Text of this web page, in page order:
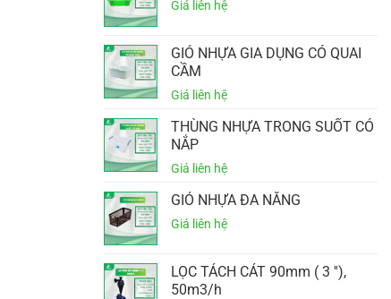
GIỎ NHỰA GIA DỤNG CÓ QUAI
CẦM
THÙNG NHỰA TRONG SUỐT CÓ
NẮP
GIỎ NHỰA ĐA NĂNG
LỌC TÁCH CÁT 90mm ( 3 ''),
50m3/h